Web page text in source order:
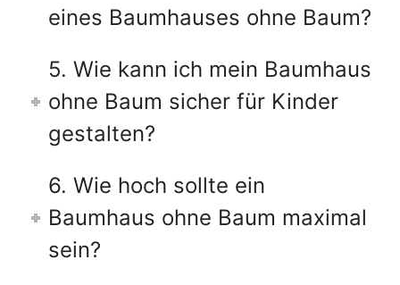
eines Baumhauses ohne Baum?
5. Wie kann ich mein Baumhaus
ohne Baum sicher für Kinder
gestalten?
6. Wie hoch sollte ein
Baumhaus ohne Baum maximal
sein?